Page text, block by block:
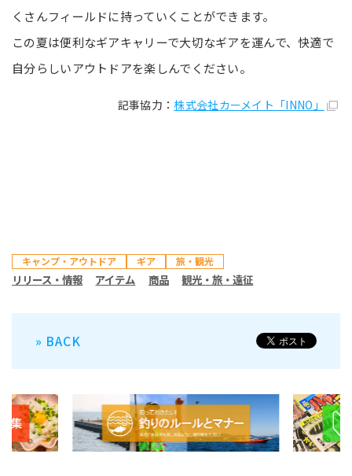
くさんフィールドに持っていくことができます。
この夏は便利なギアキャリーで大切なギアを運んで、快適で
自分らしいアウトドアを楽しんでください。
記事協力：株式会社カーメイト「INNO」
キャンプ・アウトドア ギア 旅・観光
リリース・情報 アイテム 商品 観光・旅・遠征
» BACK